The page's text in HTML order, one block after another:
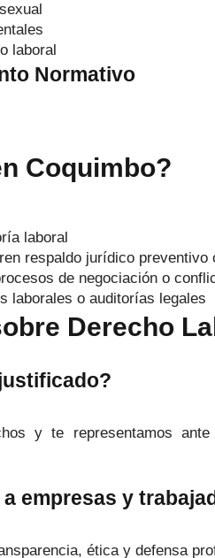
laboral
Normativo
Coquimbo?
laboral
respaldo jurídico preventivo
de negociación o
laborales o auditorías legales
Derecho
y te representamos
empresas y
ética y defensa